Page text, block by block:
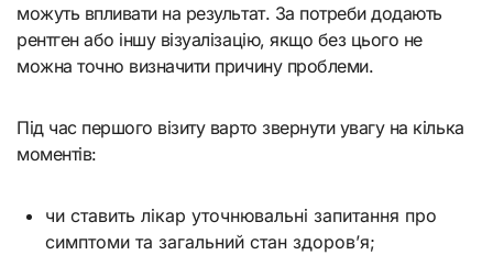
можуть впливати на результат. За потреби додають
рентген або іншу візуалізацію, якщо без цього не
можна точно визначити причину проблеми.
Під час першого візиту варто звернути увагу на кілька
моментів:
чи ставить лікар уточнювальні запитання про
симптоми та загальний стан здоров’я;